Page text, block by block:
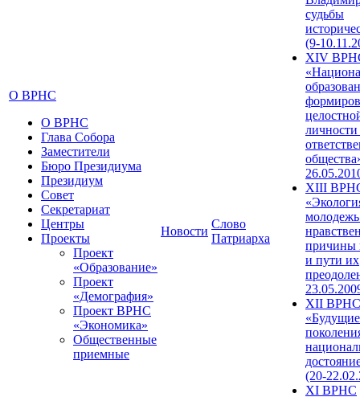
О ВРНС
О ВРНС
Глава Собора
Заместители
Бюро Президиума
Президиум
Совет
Секретариат
Центры
Проекты
Проект
«Образование»
Проект
«Демография»
Проект ВРНС
«Экономика»
Общественные
приемные
Новости
Слово
Патриарха
судьбы
(9-
XIV
XIII
причины
и пути их
XII ВРНС
«Будущие
(20-
XI ВРНС